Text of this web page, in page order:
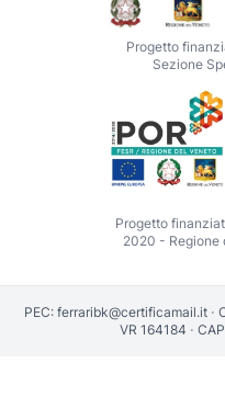
Progetto
Sezione
Progetto
2020 - Regione
PEC: ferraribk@certificamail.it ·
VR 164184 ·